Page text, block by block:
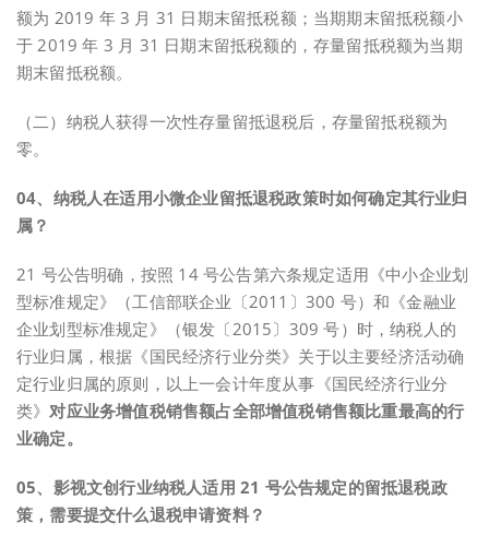
额为 2019 年 3 月 31 日期末留抵税额；当期期末留抵税额小
于 2019 年 3 月 31 日期末留抵税额的，存量留抵税额为当期
期末留抵税额。
（二）纳税人获得一次性存量留抵退税后，存量留抵税额为
零。
04、 纳税人在适用小微企业留抵退税政策时如何确定其行业归
属？
21 号公告明确，按照 14 号公告第六条规定适用《中小企业划
型标准规定》（工信部联企业〔2011〕300 号）和《金融业
企业划型标准规定》（银发〔2015〕309 号）时，纳税人的
行业归属，根据《国民经济行业分类》关于以主要经济活动确
定行业归属的原则，以上一会计年度从事《国民经济行业分
类》对应业务增值税销售额占全部增值税销售额比重最高的行
业确定。
05、 影视文创行业纳税人适用 21 号公告规定的留抵退税政
策，需要提交什么退税申请资料？